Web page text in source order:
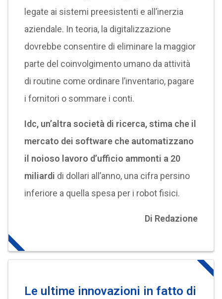
legate ai sistemi preesistenti e all’inerzia
aziendale. In teoria, la digitalizzazione
dovrebbe consentire di eliminare la maggior
parte del coinvolgimento umano da attività
di routine come ordinare l’inventario, pagare
i fornitori o sommare i conti.
Idc, un’altra società di ricerca, stima che il
mercato dei software che automatizzano
il noioso lavoro d’ufficio ammonti a 20
miliardi di dollari all’anno, una cifra persino
inferiore a quella spesa per i robot fisici.
Di Redazione
Le ultime innovazioni in fatto di